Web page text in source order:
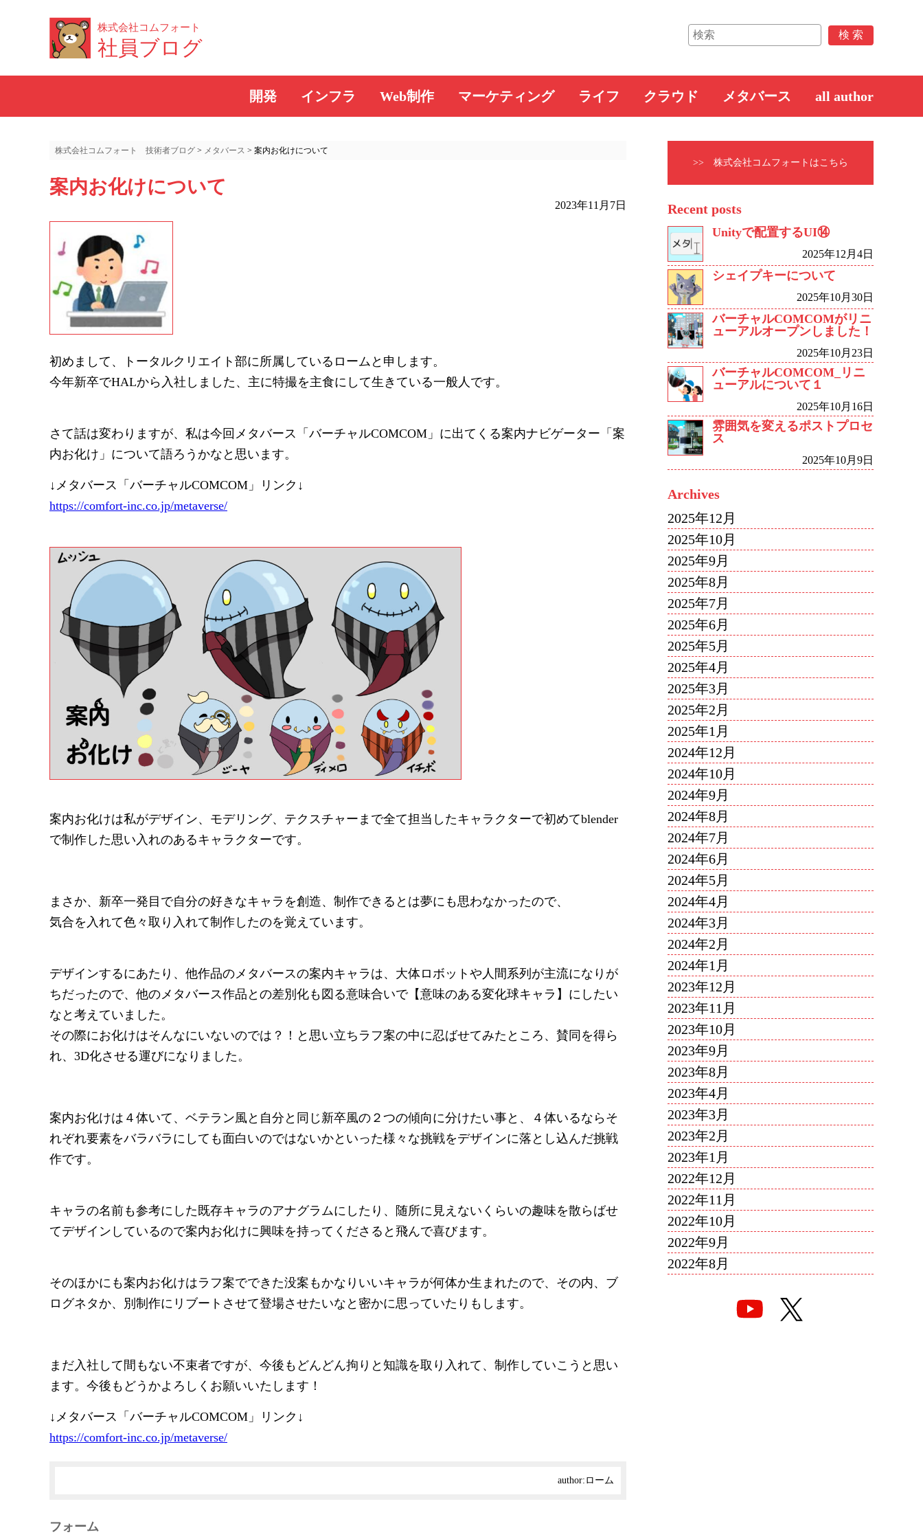
株式会社コムフォート
社員ブログ
開発 インフラ Web制作 マーケティング ライフ クラウド メタバース all author
株式会社コムフォート 技術者ブログ > メタバース > 案内お化けについて
案内お化けについて
2023年11月7日
初めまして、トータルクリエイト部に所属しているロームと申します。
今年新卒でHALから入社しました、主に特撮を主食にして生きている一般人です。
さて話は変わりますが、私は今回メタバース「バーチャルCOMCOM」に出てくる案内ナビゲーター「案
内お化け」について語ろうかなと思います。
↓メタバース「バーチャルCOMCOM」リンク↓
https://comfort-inc.co.jp/metaverse/
案内お化けは私がデザイン、モデリング、テクスチャーまで全て担当したキャラクターで初めてblender
で制作した思い入れのあるキャラクターです。
まさか、新卒一発目で自分の好きなキャラを創造、制作できるとは夢にも思わなかったので、
気合を入れて色々取り入れて制作したのを覚えています。
デザインするにあたり、他作品のメタバースの案内キャラは、大体ロボットや人間系列が主流になりが
ちだったので、他のメタバース作品との差別化も図る意味合いで【意味のある変化球キャラ】にしたい
なと考えていました。
その際にお化けはそんなにいないのでは？！と思い立ちラフ案の中に忍ばせてみたところ、賛同を得ら
れ、3D化させる運びになりました。
案内お化けは４体いて、ベテラン風と自分と同じ新卒風の２つの傾向に分けたい事と、４体いるならそ
れぞれ要素をバラバラにしても面白いのではないかといった様々な挑戦をデザインに落とし込んだ挑戦
作です。
キャラの名前も参考にした既存キャラのアナグラムにしたり、随所に見えないくらいの趣味を散らばせ
てデザインしているので案内お化けに興味を持ってくださると飛んで喜びます。
そのほかにも案内お化けはラフ案でできた没案もかなりいいキャラが何体か生まれたので、その内、ブ
ログネタか、別制作にリブートさせて登場させたいなと密かに思っていたりもします。
まだ入社して間もない不束者ですが、今後もどんどん拘りと知識を取り入れて、制作していこうと思い
ます。今後もどうかよろしくお願いいたします！
↓メタバース「バーチャルCOMCOM」リンク↓
https://comfort-inc.co.jp/metaverse/
author: ローム
フォーム
>> 株式会社コムフォートはこちら
Recent posts
Unityで配置するUI⑭
2025年12月4日
シェイプキーについて
2025年10月30日
バーチャルCOMCOMがリニ
ューアルオープンしました！
2025年10月23日
バーチャルCOMCOM_リニ
ューアルについて１
2025年10月16日
雰囲気を変えるポストプロセ
ス
2025年10月9日
Archives
2025年12月
2025年10月
2025年9月
2025年8月
2025年7月
2025年6月
2025年5月
2025年4月
2025年3月
2025年2月
2025年1月
2024年12月
2024年10月
2024年9月
2024年8月
2024年7月
2024年6月
2024年5月
2024年4月
2024年3月
2024年2月
2024年1月
2023年12月
2023年11月
2023年10月
2023年9月
2023年8月
2023年4月
2023年3月
2023年2月
2023年1月
2022年12月
2022年11月
2022年10月
2022年9月
2022年8月